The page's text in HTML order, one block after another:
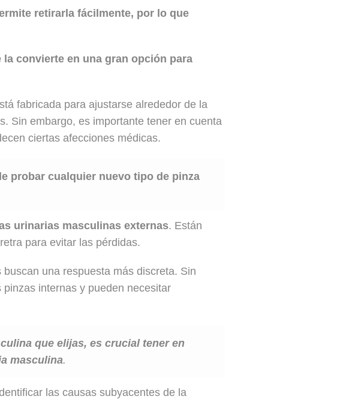
retirarla fácilmente, por lo que
convierte en una gran opción para
fabricada para ajustarse alrededor de la
Sin embargo, es importante tener en cuenta
ciertas afecciones médicas.
probar cualquier nuevo tipo de pinza
urinarias masculinas externas. Están
para evitar las pérdidas.
una respuesta más discreta. Sin
internas y pueden necesitar
que elijas, es crucial tener en
masculina.
las causas subyacentes de la